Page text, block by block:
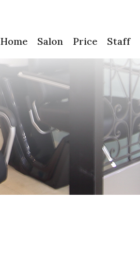
Home Salon Price Staff